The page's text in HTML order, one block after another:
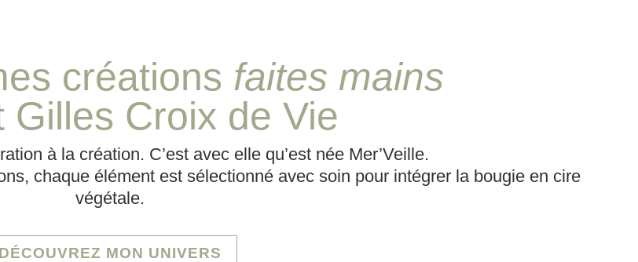
créations faites mains
Gilles Croix de Vie
à la création. C’est avec elle qu’est née Mer’Veille.
chaque élément est sélectionné avec soin pour intégrer la bougie en cire
végétale.
DÉCOUVREZ MON UNIVERS
Chandelles
Idée
cadeau
évènements